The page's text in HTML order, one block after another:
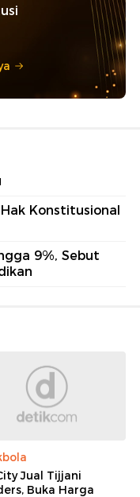
Hak Konstitusional
9%, Sebut
Jual Tijjani
Buka Harga